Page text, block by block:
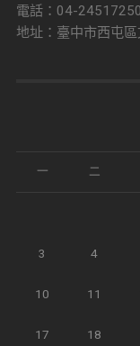
電話：04-
地址：臺中市西屯
一 二
3 4
10 11
17 18